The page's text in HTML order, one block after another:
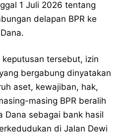
1 Juli 2026 tentang
delapan BPR ke
tersebut, izin
bergabung dinyatakan
aset, kewajiban, hak,
masing BPR beralih
Dana sebagai bank hasil
di Jalan Dewi